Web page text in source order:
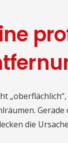
die